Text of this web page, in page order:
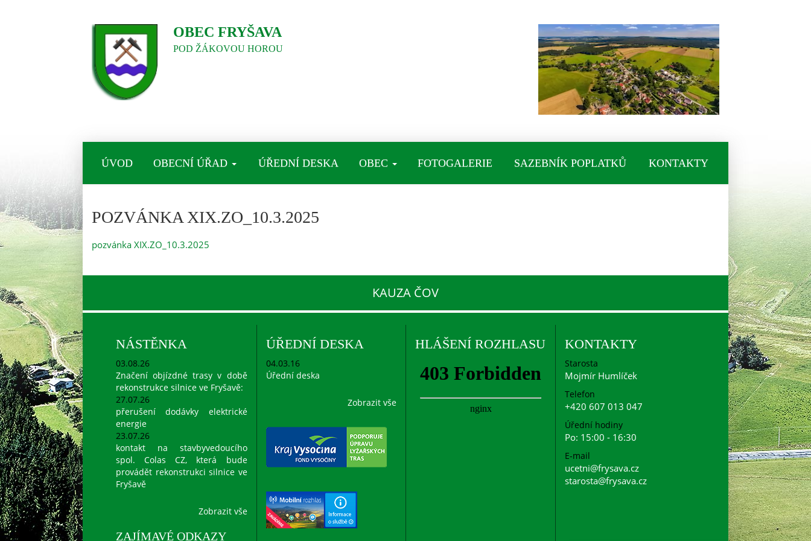
OBEC FRYŠAVA
POD ŽÁKOVOU HOROU
ÚVOD OBECNÍ ÚŘAD ÚŘEDNÍ DESKA OBEC FOTOGALERIE SAZEBNÍK POPLATKŮ KONTAKTY
POZVÁNKA XIX.ZO_10.3.2025
pozvánka XIX.ZO_10.3.2025
KAUZA ČOV
NÁSTĚNKA
03.08.26
Značení objízdné trasy v době
rekonstrukce silnice ve Fryšavě:
27.07.26
přerušení dodávky elektrické
energie
23.07.26
kontakt na stavbyvedoucího
spol. Colas CZ, která bude
provádět rekonstrukci silnice ve
Fryšavě
Zobrazit vše
ZAJÍMAVÉ ODKAZY
ÚŘEDNÍ DESKA
04.03.16
Úřední deska
Zobrazit vše
HLÁŠENÍ ROZHLASU KONTAKTY
Starosta
Mojmír Humlíček
Telefon
+420 607 013 047
Úřední hodiny
Po: 15:00 - 16:30
E-mail
ucetni@frysava.cz
starosta@frysava.cz